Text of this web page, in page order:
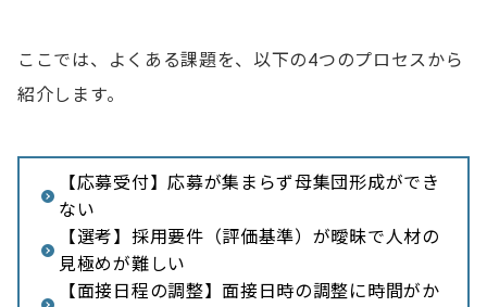
ここでは、よくある課題を、以下の4つのプロセスから
紹介します。
【応募受付】応募が集まらず母集団形成ができ
ない
【選考】採用要件（評価基準）が曖昧で人材の
見極めが難しい
【面接日程の調整】面接日時の調整に時間がか